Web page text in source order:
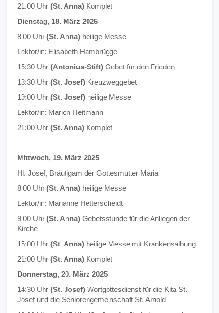
21.00 Uhr (St. Anna) Komplet
Dienstag, 18. März 2025
8:00 Uhr (St. Anna) heilige Messe
Lektor/in: Elisabeth Hambrügge
15:30 Uhr (Antonius-Stift) Gebet für den Frieden
18:30 Uhr (St. Josef) Kreuzweggebet
19:00 Uhr (St. Josef) heilige Messe
Lektor/in: Marion Heitmann
21:00 Uhr (St. Anna) Komplet
Mittwoch, 19. März 2025
Hl. Josef, Bräutigam der Gottesmutter Maria
8:00 Uhr (St. Anna) heilige Messe
Lektor/in: Marianne Hetterscheidt
9:00 Uhr (St. Anna) Gebetsstunde für die Anliegen der
Kirche
15:00 Uhr (St. Anna) heilige Messe mit Krankensalbung
21:00 Uhr (St. Anna) Komplet
Donnerstag, 20. März 2025
14:30 Uhr (St. Josef) Wortgottesdienst für die Kita St.
Josef und die Seniorengemeinschaft St. Arnold